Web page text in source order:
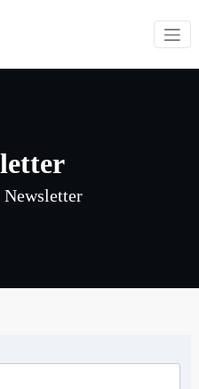
Experte für Finanzen,
Mindset & persönliches
Newsletter